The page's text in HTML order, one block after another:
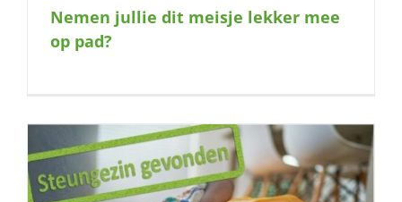
Nemen jullie dit meisje lekker mee
op pad?